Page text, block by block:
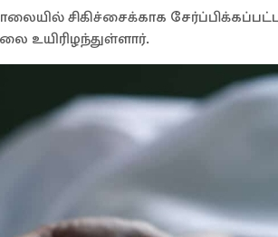
சிகிச்சைக்காக
உயிரிழந்துள்ளார்.